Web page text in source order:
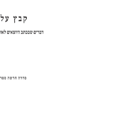
שולמית אליצור